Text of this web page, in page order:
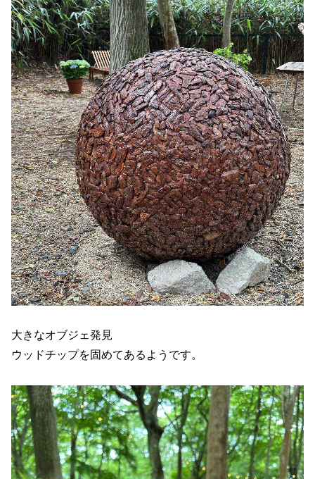
大きなオブジェ発見
ウッドチップを固めてあるようです。